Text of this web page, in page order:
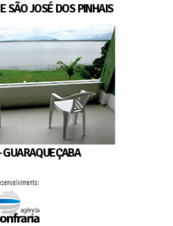
SÃO JOSÉ DOS PINHAIS
GUARAQUEÇABA